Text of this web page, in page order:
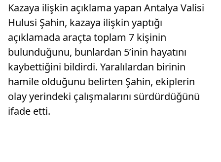
Kazaya ilişkin açıklama yapan Antalya Valisi
Hulusi Şahin, kazaya ilişkin yaptığı
açıklamada araçta toplam 7 kişinin
bulunduğunu, bunlardan 5’inin hayatını
kaybettiğini bildirdi. Yaralılardan birinin
hamile olduğunu belirten Şahin, ekiplerin
olay yerindeki çalışmalarını sürdürdüğünü
ifade etti.